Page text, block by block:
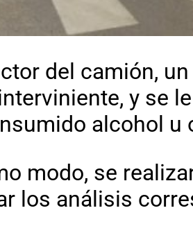
del camión,
y se
alcohol
modo, se
los análisis